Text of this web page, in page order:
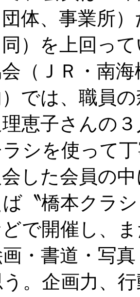
団体、事業所
同）を上回っ
（ＪＲ・南
では、職員
恵子さんの
シを使って
した会員の
〝橋本クラ
で開催し、
・書道・写
。企画力、